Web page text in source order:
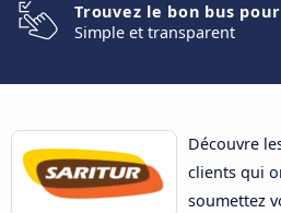
Trouvez le bon bus
Simple et transparent
Découvre
clients qui
soumettez